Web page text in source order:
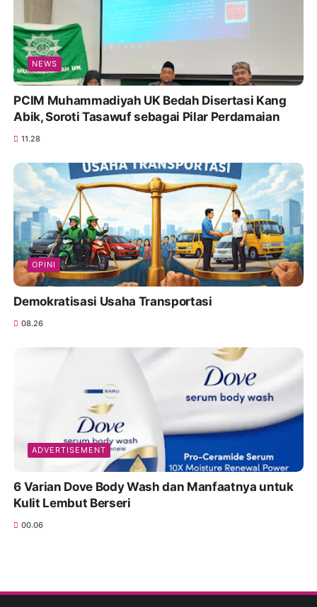
NEWS
PCIM Muhammadiyah UK Bedah Disertasi Kang
Abik, Soroti Tasawuf sebagai Pilar Perdamaian
11.28
OPINI
Demokratisasi Usaha Transportasi
08.26
ADVERTISEMENT
6 Varian Dove Body Wash dan Manfaatnya untuk
Kulit Lembut Berseri
00.06